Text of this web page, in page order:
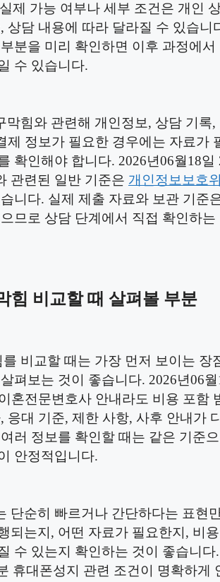
제 가능 여부나 세부 조건은 개인
상담 내용에 따라 달라질 수 있습니
분을 미리 확인하면 이후 과정에서
수 있습니다.
막힘와 관련해 개인정보, 상담 기록,
제 정보가 필요한 경우에는 자료가
확인해야 합니다. 2026년06월18일
관련된 일반 기준은 개인정보보호
니다. 실제 제출 자료와 보관 기준
므로 상담 단계에서 직접 확인하는
힘 비교할 때 살펴볼 부분
를 비교할 때는 가장 먼저 보이는 장
펴보는 것이 좋습니다. 2026년06
혼전문변호사 안내라도 비용 포함
응대 기준, 제한 사항, 사후 안내가
러 정보를 확인할 때는 같은 기준
안정적입니다.
단순히 빠르거나 간단하다는 표현
되는지, 어떤 자료가 필요한지, 비
수 있는지 확인하는 것이 좋습니다
휴대폰성지 관련 조건이 명확하게